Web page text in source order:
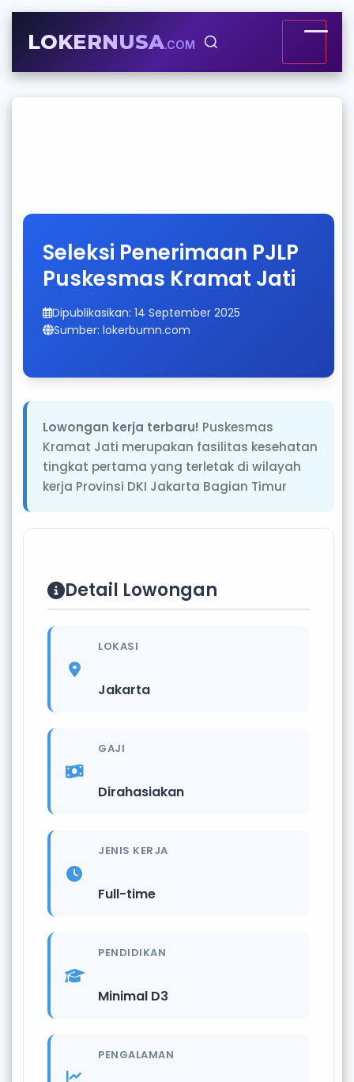
LOKERNUSA.COM
Seleksi Penerimaan PJLP
Puskesmas Kramat Jati
Dipublikasikan: 14 September 2025
Sumber: lokerbumn.com
Lowongan kerja terbaru! Puskesmas
Kramat Jati merupakan fasilitas kesehatan
tingkat pertama yang terletak di wilayah
kerja Provinsi DKI Jakarta Bagian Timur
Detail Lowongan
LOKASI
Jakarta
GAJI
Dirahasiakan
JENIS KERJA
Full-time
PENDIDIKAN
Minimal D3
PENGALAMAN